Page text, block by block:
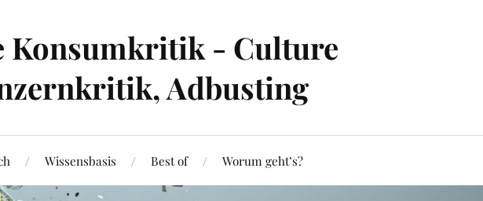
Konsumkritik - Culture
Adbusting
Wissensbasis Best of Worum geht’s?